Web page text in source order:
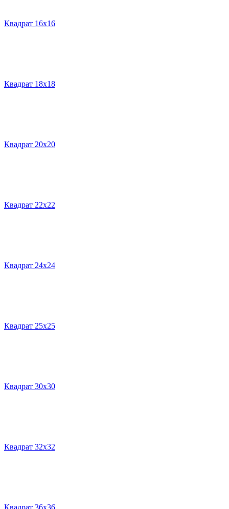
Квадрат 16х16
Квадрат 18х18
Квадрат 20х20
Квадрат 22х22
Квадрат 24х24
Квадрат 25х25
Квадрат 30х30
Квадрат 32х32
Квадрат 36х36